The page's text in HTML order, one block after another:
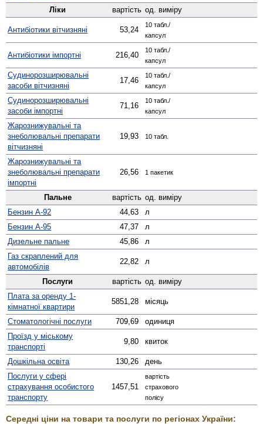
Ліки вартість од. виміру
Антибіотики вітчизняні 53,24
10 табл./
капсул
Антибіотики імпортні 216,40
10 табл./
капсул
Судино­розширювальні
засоби вітчизняні
17,46
10 табл./
капсул
Судино­розширювальні
засоби імпортні
71,16
10 табл./
капсул
Жаро­знижувальні та
знеболювальні препарати
вітчизняні
19,93 10 табл.
Жаро­знижувальні та
знеболювальні препарати
імпортні
26,56 1 пакетик
Пальне вартість од. виміру
Бензин А-92
44,63
л
Бензин А-95
47,37
л
Дизельне пальне
45,86
л
Газ скраплений для
автомобілів
22,82 л
Послуги вартість од. виміру
Плата за оренду 1-
кімнатної квартири
5851,28 місяць
Стомато­логічні послуги 709,69
одиниця
Проїзд у міському
транспорті
9,80 квиток
Дошкільна освіта 130,26
день
Послуги у сфері
страхування особистого
транспорту
1457,51
вартість
страхового
полісу
Середні ціни на товари та послуги по регіонах України: